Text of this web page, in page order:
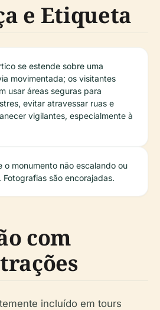
e Etiqueta
se estende sobre uma
movimentada; os visitantes
usar áreas seguras para
evitar atravessar ruas e
vigilantes, especialmente à
o monumento não escalando ou
Fotografias são encorajadas.
com
incluído em tours